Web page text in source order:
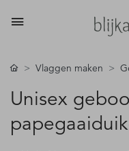
Vlaggen maken
Unisex